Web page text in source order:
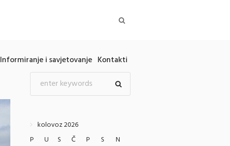
Informiranje i savjetovanje Kontakti
kolovoz 2026
P
U S Č P S
N